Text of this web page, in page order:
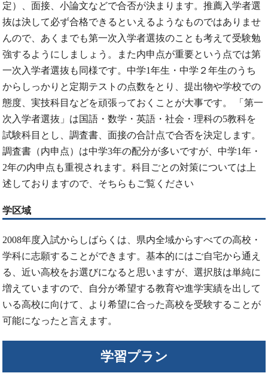
定）、面接、小論文などで合否が決まります。推薦入学者選
抜は決して必ず合格できるといえるようなものではありませ
んので、あくまでも第一次入学者選抜のことも考えて受験勉
強するようにしましょう。また内申点が重要という点では第
一次入学者選抜も同様です。中学1年生・中学２年生のうち
からしっかりと定期テストの点数をとり、提出物や学校での
態度、実技科目などを頑張っておくことが大事です。 「第一
次入学者選抜」は国語・数学・英語・社会・理科の5教科を
試験科目とし、調査書、面接の合計点で合否を決定します。
調査書（内申点）は中学3年の配分が多いですが、中学1年・
2年の内申点も重視されます。科目ごとの対策については上
述しておりますので、そちらもご覧ください
学区域
2008年度入試からしばらくは、県内全域からすべての高校・
学科に志願することができます。基本的にはご自宅から通え
る、近い高校をお選びになると思いますが、選択肢は単純に
増えていますので、自分が希望する教育や進学実績を出して
いる高校に向けて、より希望に合った高校を受験することが
可能になったと言えます。
学習プラン